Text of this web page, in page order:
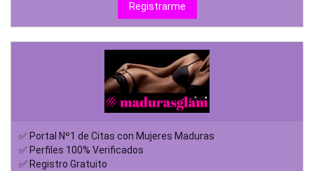
Registrarme
✅ Portal Nº1 de Citas con Mujeres Maduras
✅ Perfiles 100% Verificados
✅ Registro Gratuito